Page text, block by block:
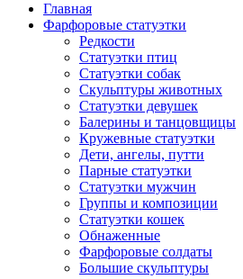
Главная
Фарфоровые статуэтки
Редкости
Cтатуэтки птиц
Cтатуэтки собак
Скульптуры животных
Статуэтки девушек
Балерины и танцовщицы
Кружевные статуэтки
Дети, ангелы, путти
Парные статуэтки
Статуэтки мужчин
Группы и композиции
Статуэтки кошек
Обнаженные
Фарфоровые солдаты
Большие скульптуры